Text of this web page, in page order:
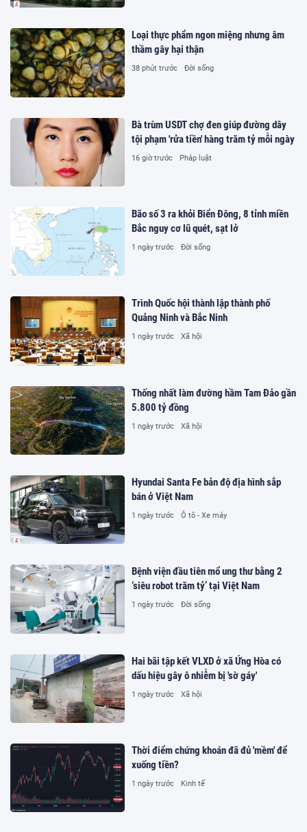
Loại thực phẩm ngon miệng nhưng âm
thầm gây hại thận
38 phút trước Đời sống
Bà trùm USDT chợ đen giúp đường dây
tội phạm 'rửa tiền' hàng trăm tỷ mỗi ngày
16 giờ trước Pháp luật
Bão số 3 ra khỏi Biển Đông, 8 tỉnh miền
Bắc nguy cơ lũ quét, sạt lở
1 ngày trước Đời sống
Trình Quốc hội thành lập thành phố
Quảng Ninh và Bắc Ninh
1 ngày trước Xã hội
Thống nhất làm đường hầm Tam Đảo gần
5.800 tỷ đồng
1 ngày trước Xã hội
Hyundai Santa Fe bản độ địa hình sắp
bán ở Việt Nam
1 ngày trước Ô tô - Xe máy
Bệnh viện đầu tiên mổ ung thư bằng 2
‘siêu robot trăm tỷ’ tại Việt Nam
1 ngày trước Đời sống
Hai bãi tập kết VLXD ở xã Ứng Hòa có
dấu hiệu gây ô nhiễm bị 'sờ gáy'
1 ngày trước Xã hội
Thời điểm chứng khoán đã đủ 'mềm' để
xuống tiền?
1 ngày trước Kinh tế